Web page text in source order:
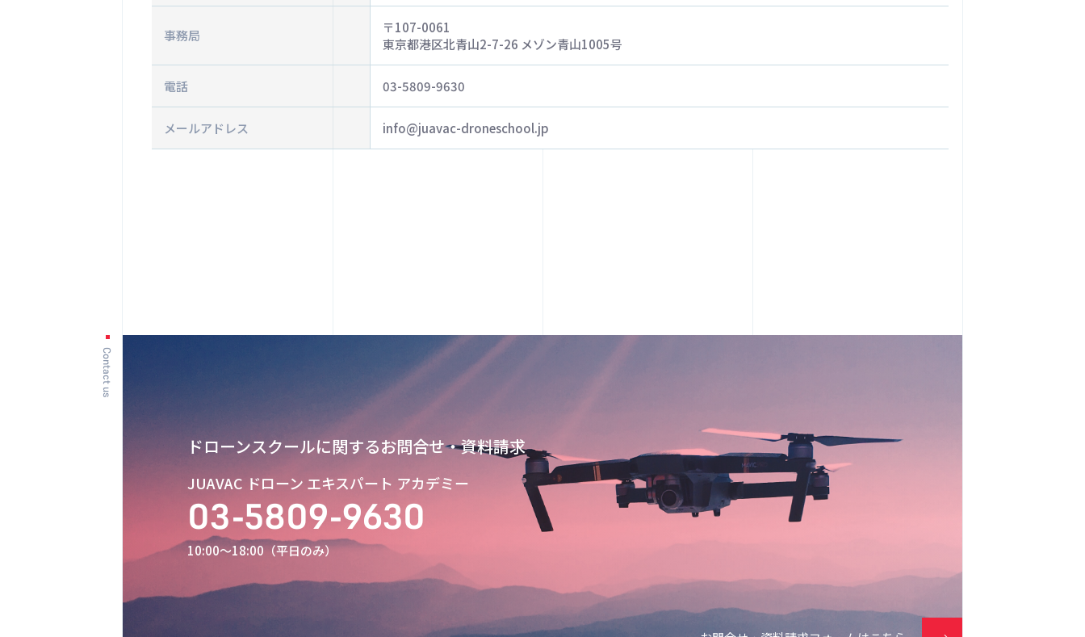
事務局
〒107-0061
東京都港区北青山2-7-26 メゾン青山1005号
電話 03-5809-9630
メールアドレス info@juavac-droneschool.jp
Contact us
ドローンスクールに関するお問合せ・資料請求
JUAVAC ドローン エキスパート アカデミー
03-5809-9630
10:00〜18:00（平日のみ）